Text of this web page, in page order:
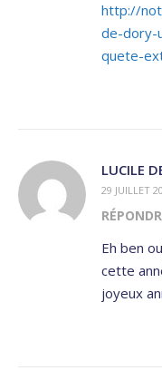
http://
de-dory-
quete-
LUCILE
29 JUILLET
Eh ben
cette
joyeux